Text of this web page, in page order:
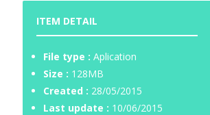
ITEM DETAIL
File type : Aplication
Size : 128MB
Created : 28/05/2015
Last update : 10/06/2015